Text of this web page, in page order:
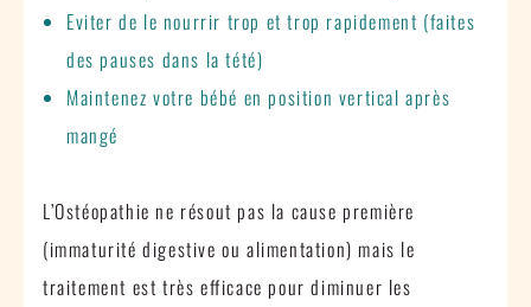
Eviter de le nourrir trop et trop rapidement (faites
des pauses dans la tété)
Maintenez votre bébé en position vertical après
mangé
L’Ostéopathie ne résout pas la cause première
(immaturité digestive ou alimentation) mais le
traitement est très efficace pour diminuer les